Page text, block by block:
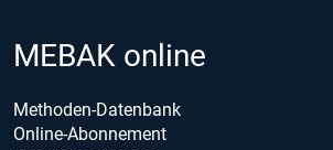
MEBAK online
Methoden-Datenbank
Online-Abonnement